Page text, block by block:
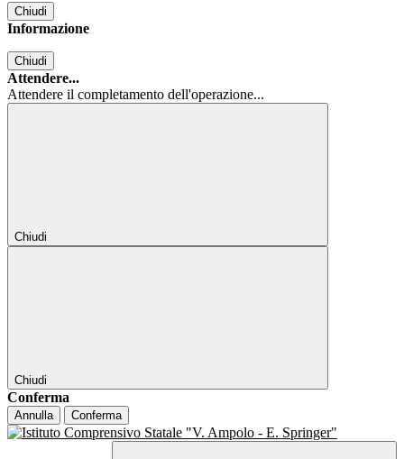
Chiudi
Informazione
Chiudi
Attendere...
Attendere il completamento dell'operazione...
Chiudi
Chiudi
Conferma
Annulla Conferma